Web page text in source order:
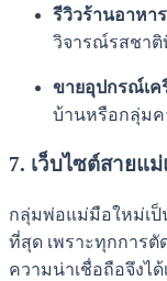
รีวิวร้านอาหา
วิจารณ์รสชาติ
ขายอุปกรณ์เค
บ้านหรือกลุ่มค
7. เว็บไซต์สายแม่
กลุ่มพ่อแม่มือใหม่เ
ที่สุด เพราะทุกการตั
ความน่าเชื่อถือจึงได้